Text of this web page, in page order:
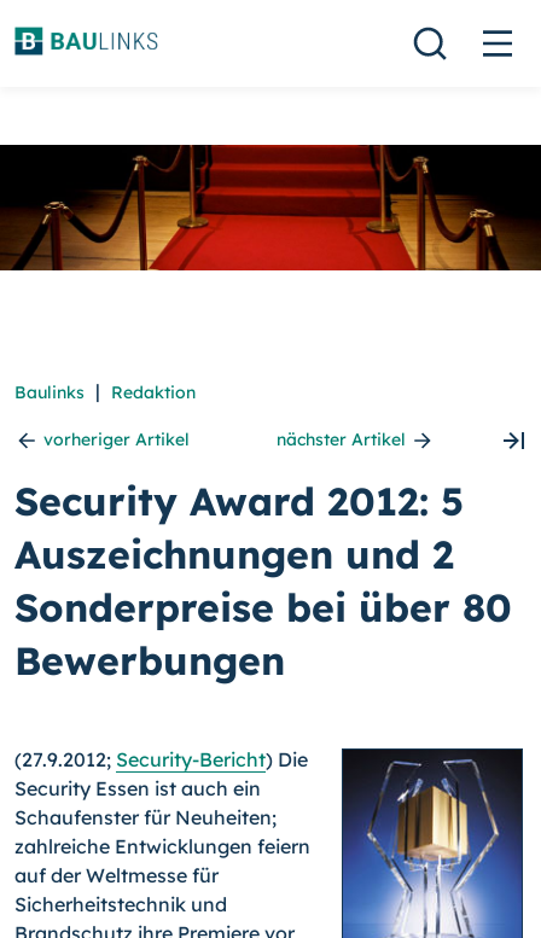
Baulinks | Redaktion
vorheriger Artikel nächster Artikel
Security Award 2012: 5
Auszeichnungen und 2
Sonderpreise bei über 80
Bewerbungen
(27.9.2012; Security-Bericht) Die
Security Essen ist auch ein
Schaufenster für Neuheiten;
zahlreiche Entwicklungen feiern
auf der Weltmesse für
Sicherheitstechnik und